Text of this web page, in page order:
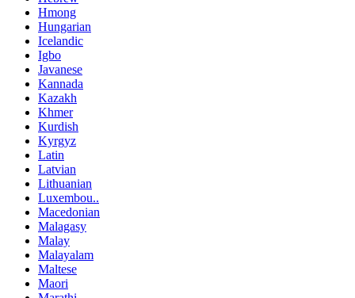
Hmong
Hungarian
Icelandic
Igbo
Javanese
Kannada
Kazakh
Khmer
Kurdish
Kyrgyz
Latin
Latvian
Lithuanian
Luxembou..
Macedonian
Malagasy
Malay
Malayalam
Maltese
Maori